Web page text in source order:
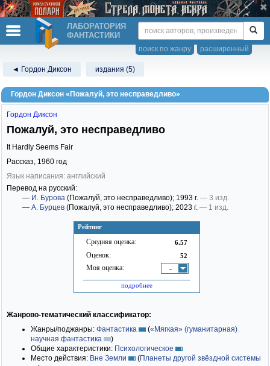
ЛАБОРАТОРИЯ
ФАНТАСТИКИ
расширенный
поиск по жанру
◄ Гордон Диксон издания (5)
Гордон Диксон «Пожалуй, это несправедливо»
Рейтинг
Средняя оценка: 6.57
Оценок: 52
Моя оценка: -
подробнее
Гордон Диксон
Пожалуй, это несправедливо
It Hardly Seems Fair
Рассказ, 1960 год
Язык написания: английский
Перевод на русский:
— И. Бурова (Пожалуй, это несправедливо); 1993 г. — 3 изд.
— А. Бурцев (Пожалуй, это несправедливо); 2023 г. — 1 изд.
Жанрово-тематический классификатор:
Жанры/поджанры: Фантастика («Мягкая» (гуманитарная)
научная фантастика
)
Общие характеристики: Психологическое
Место действия: Вне Земли (Планеты другой звёздной системы